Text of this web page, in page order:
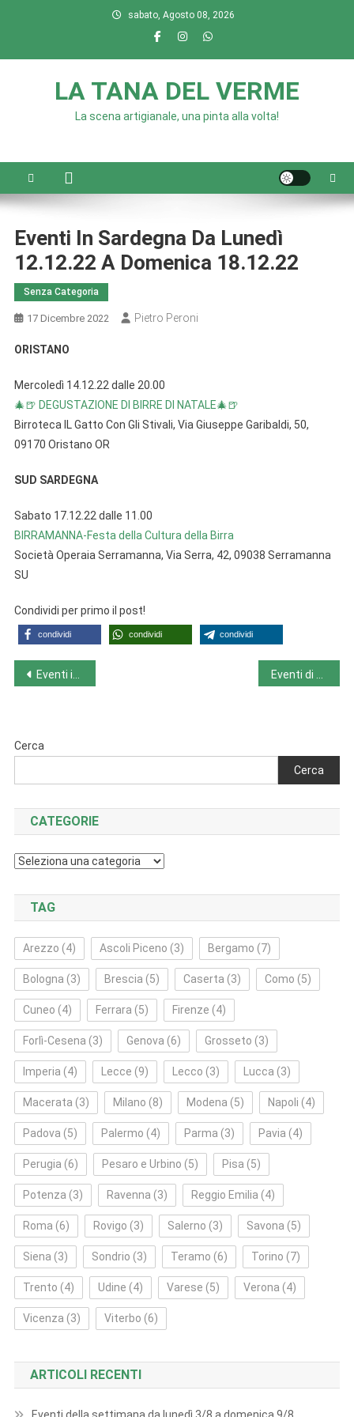
sabato, Agosto 08, 2026
LA TANA DEL VERME
La scena artigianale, una pinta alla volta!
Eventi In Sardegna Da Lunedì
12.12.22 A Domenica 18.12.22
Senza Categoria
17 Dicembre 2022 Pietro Peroni
ORISTANO
Mercoledì 14.12.22 dalle 20.00
🎄🍺 DEGUSTAZIONE DI BIRRE DI NATALE🎄🍺
Birroteca IL Gatto Con Gli StivaIi, Via Giuseppe Garibaldi, 50,
09170 Oristano OR
SUD SARDEGNA
Sabato 17.12.22 dalle 11.00
BIRRAMANNA-Festa della Cultura della Birra
Società Operaia Serramanna, Via Serra, 42, 09038 Serramanna
SU
Condividi per primo il post!
condividi condividi condividi
Navigazione
Eventi in Molise da lunedì 12.12.22 a domenica 18.12.22
Cerca
Cerca
CATEGORIE
Categorie
TAG
Arezzo (4) Ascoli Piceno (3) Bergamo (7)
Bologna (3) Brescia (5) Caserta (3) Como (5)
Cuneo (4) Ferrara (5) Firenze (4)
Forlì‑Cesena (3) Genova (6) Grosseto (3)
Imperia (4) Lecce (9) Lecco (3) Lucca (3)
Macerata (3) Milano (8) Modena (5) Napoli (4)
Padova (5) Palermo (4) Parma (3) Pavia (4)
Perugia (6) Pesaro e Urbino (5) Pisa (5)
Potenza (3) Ravenna (3) Reggio Emilia (4)
Roma (6) Rovigo (3) Salerno (3) Savona (5)
Siena (3) Sondrio (3) Teramo (6) Torino (7)
Trento (4) Udine (4) Varese (5) Verona (4)
Vicenza (3) Viterbo (6)
ARTICOLI RECENTI